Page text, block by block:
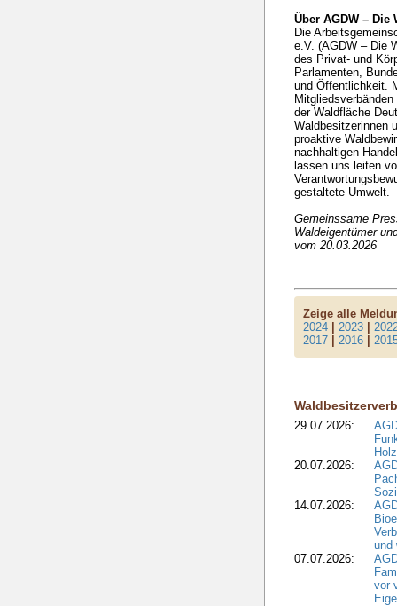
Über AGDW – Die
Die
e.V. (AGDW – Die
des Privat- und
Parlamenten,
und Öffentlichkeit.
der Waldfläche
Waldbesitzerinnen
proaktive
nachhaltigen
lassen uns leiten
gestaltete Umwelt.
Gemeinssame
Waldeigentümer
vom 20.03.2026
Zeige alle
2024 |2023 |
2017 |2016 |
29.07.2026:
20.07.2026:
14.07.2026:
und
07.07.2026:
vor